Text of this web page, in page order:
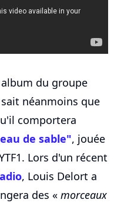
du groupe
néanmoins que
comportera
de sable", jouée
Lors d'un récent
, Louis Delort a
des « morceaux